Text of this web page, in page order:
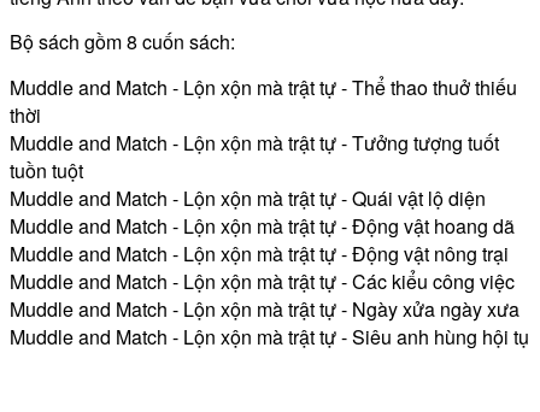
Bộ sách gồm 8 cuốn sách:
Muddle and Match - Lộn xộn mà trật tự - Thể thao thuở thiếu
thời
Muddle and Match - Lộn xộn mà trật tự - Tưởng tượng tuốt
tuồn tuột
Muddle and Match - Lộn xộn mà trật tự - Quái vật lộ diện
Muddle and Match - Lộn xộn mà trật tự - Động vật hoang dã
Muddle and Match - Lộn xộn mà trật tự - Động vật nông trại
Muddle and Match - Lộn xộn mà trật tự - Các kiểu công việc
Muddle and Match - Lộn xộn mà trật tự - Ngày xửa ngày xưa
Muddle and Match - Lộn xộn mà trật tự - Siêu anh hùng hội tụ